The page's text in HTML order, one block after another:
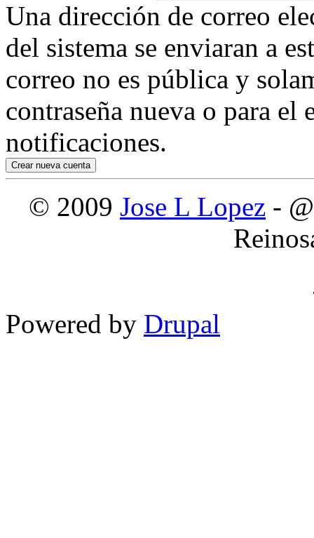
Una dirección de correo
del sistema se enviaran a
correo no es pública y
contraseña nueva o para
notificaciones.
© 2009 Jose L Lopez -
Powered by Drupal